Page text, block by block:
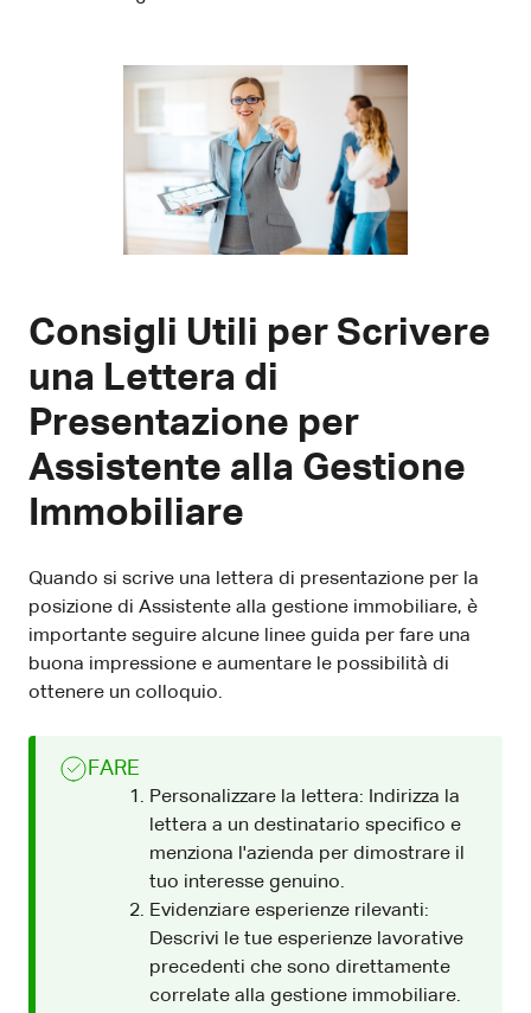
Consigli Utili per Scrivere
una Lettera di
Presentazione per
Assistente alla Gestione
Immobiliare
Quando si scrive una lettera di presentazione per la
posizione di Assistente alla gestione immobiliare, è
importante seguire alcune linee guida per fare una
buona impressione e aumentare le possibilità di
ottenere un colloquio.
FARE
Personalizzare la lettera: Indirizza la
lettera a un destinatario specifico e
menziona l'azienda per dimostrare il
tuo interesse genuino.
Evidenziare esperienze rilevanti:
Descrivi le tue esperienze lavorative
precedenti che sono direttamente
correlate alla gestione immobiliare.